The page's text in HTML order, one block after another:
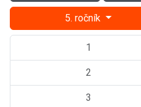
5. ročník
1
2
3